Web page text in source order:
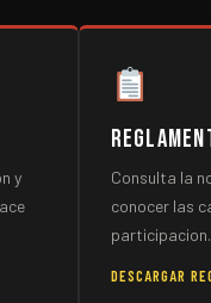
y
Consulta la
conocer las
participacion.
DESCARGAR